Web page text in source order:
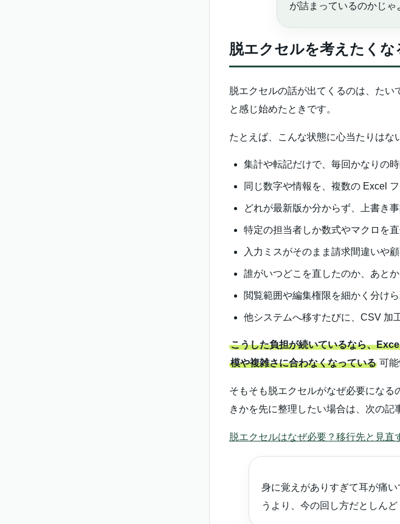
が詰まっているのかじゃ
脱エクセルを考えたく
脱エクセルの話が出てくるのは、たい
と感じ始めたときです。
たとえば、こんな状態に心当たりはな
集計や転記だけで、毎回かなりの
同じ数字や情報を、複数の Excel
どれが最新版か分からず、上書き
特定の担当者しか数式やマクロを
入力ミスがそのまま請求間違いや
誰がいつどこを直したのか、あと
閲覧範囲や編集権限を細かく分け
他システムへ移すたびに、CSV 加
こうした負担が続いているなら、
模や複雑さに合わなくなっている 可能
そもそも脱エクセルがなぜ必要にな
きかを先に整理したい場合は、次の記
脱エクセルはなぜ必要？移行先と見直
身に覚えがありすぎて耳が痛
うより、今の回し方だとしんど